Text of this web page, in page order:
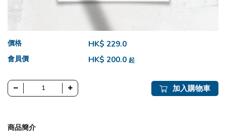
價格 HK$ 229.0
會員價 HK$ 200.0 起
加入購物車
商品簡介